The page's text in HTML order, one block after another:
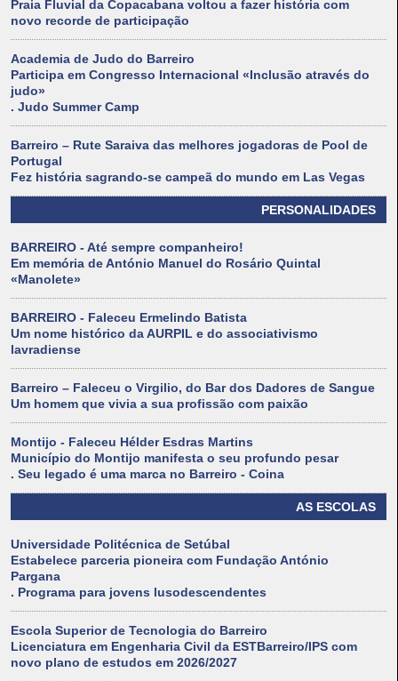
Praia Fluvial da Copacabana voltou a fazer história com
novo recorde de participação
Academia de Judo do Barreiro
Participa em Congresso Internacional «Inclusão através do
judo»
. Judo Summer Camp
Barreiro – Rute Saraiva das melhores jogadoras de Pool de
Portugal
Fez história sagrando-se campeã do mundo em Las Vegas
PERSONALIDADES
BARREIRO - Até sempre companheiro!
Em memória de António Manuel do Rosário Quintal
«Manolete»
BARREIRO - Faleceu Ermelindo Batista
Um nome histórico da AURPIL e do associativismo
lavradiense
Barreiro – Faleceu o Virgilio, do Bar dos Dadores de Sangue
Um homem que vivia a sua profissão com paixão
Montijo - Faleceu Hélder Esdras Martins
Município do Montijo manifesta o seu profundo pesar
. Seu legado é uma marca no Barreiro - Coina
AS ESCOLAS
Universidade Politécnica de Setúbal
Estabelece parceria pioneira com Fundação António
Pargana
. Programa para jovens lusodescendentes
Escola Superior de Tecnologia do Barreiro
Licenciatura em Engenharia Civil da ESTBarreiro/IPS com
novo plano de estudos em 2026/2027